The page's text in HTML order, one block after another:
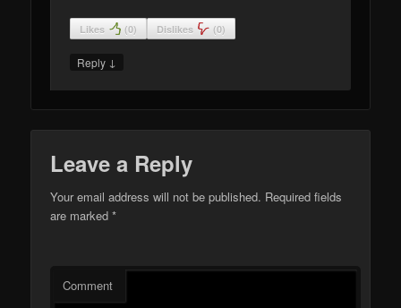
Likes (0) Dislikes (0)
Reply ↓
Leave a Reply
Your email address will not be published. Required fields
are marked*
Comment